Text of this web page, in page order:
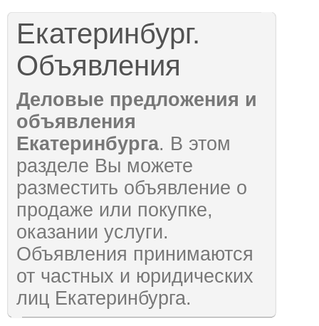
Екатеринбург.
Объявления
Деловые предложения и
объявления
Екатеринбурга. В этом
разделе Вы можете
разместить объявление о
продаже или покупке,
оказании услуги.
Объявления принимаются
от частных и юридических
лиц Екатеринбурга.